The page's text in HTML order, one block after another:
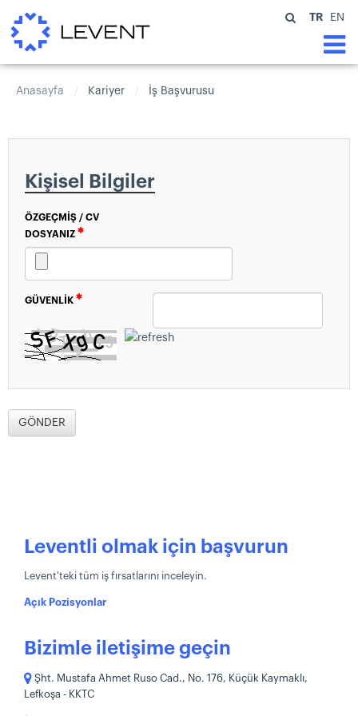
TR EN
Anasayfa / Kariyer / İş Başvurusu
Kişisel Bilgiler
ÖZGEÇMIŞ / CV
DOSYANIZ
GÜVENLIK
Leventli olmak için başvurun
Levent'teki tüm iş fırsatlarını inceleyin.
Açık Pozisyonlar
Bizimle iletişime geçin
Şht. Mustafa Ahmet Ruso Cad., No. 176, Küçük Kaymaklı,
Lefkoşa - KKTC